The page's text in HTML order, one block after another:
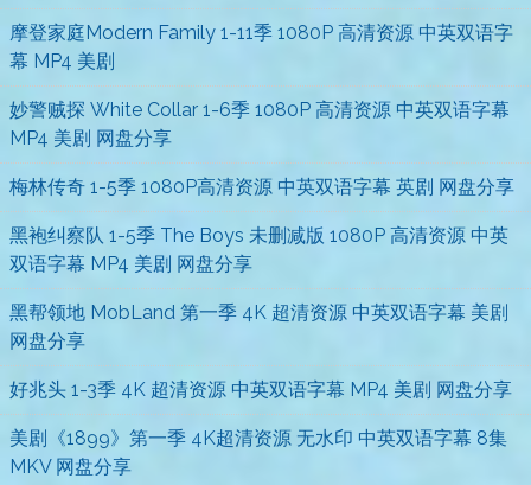
摩登家庭Modern Family 1-11季 1080P 高清资源 中英双语字
幕 MP4 美剧
妙警贼探 White Collar 1-6季 1080P 高清资源 中英双语字幕
MP4 美剧 网盘分享
梅林传奇 1-5季 1080P高清资源 中英双语字幕 英剧 网盘分享
黑袍纠察队 1-5季 The Boys 未删减版 1080P 高清资源 中英
双语字幕 MP4 美剧 网盘分享
黑帮领地 MobLand 第一季 4K 超清资源 中英双语字幕 美剧
网盘分享
好兆头 1-3季 4K 超清资源 中英双语字幕 MP4 美剧 网盘分享
美剧《1899》第一季 4K超清资源 无水印 中英双语字幕 8集
MKV 网盘分享